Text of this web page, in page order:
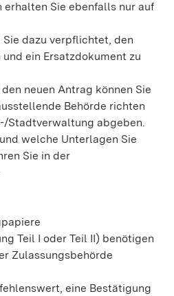
erhalten Sie ebenfalls nur auf
dazu verpflichtet, den
ein Ersatzdokument zu
neuen Antrag können Sie
Behörde richten
Stadtverwaltung abgeben.
welche Unterlagen Sie
Sie in der
Teil I oder Teil II) benötigen
Zulassungsbehörde
eine Bestätigung